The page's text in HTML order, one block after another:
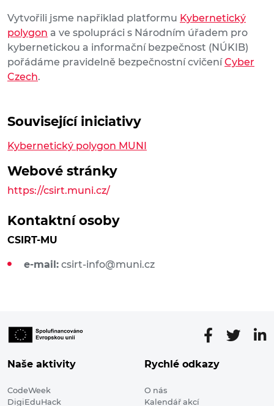
Vytvořili jsme napřiklad platformu Kybernetický
polygon a ve spolupráci s Národním úřadem pro
kybernetickou a informační bezpečnost (NÚKIB)
pořádáme pravidelně bezpečnostní cvičeníCyber
Czech.
Související iniciativy
Kybernetický polygon MUNI
Webové stránky
https://csirt.muni.cz/
Kontaktní osoby
CSIRT-MU
e-mail: csirt-info@muni.cz
Naše aktivity
CodeWeek
DigiEduHack
Rychlé odkazy
O nás
Kalendář akcí